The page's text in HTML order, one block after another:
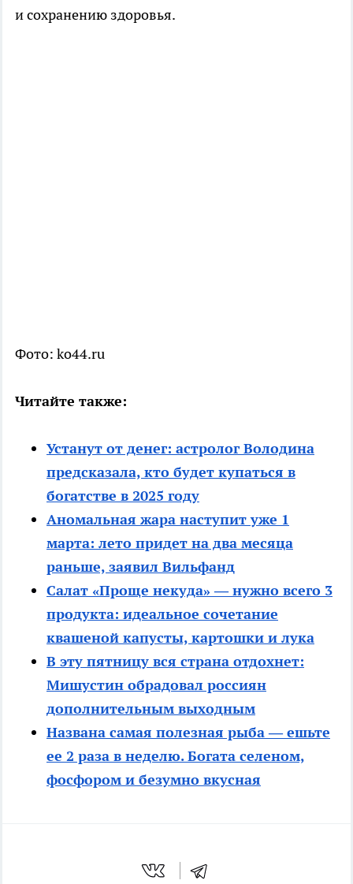
и сохранению здоровья.
Фото: ko44.ru
Читайте также:
Устанут от денег: астролог Володина
предсказала, кто будет купаться в
богатстве в 2025 году
Аномальная жара наступит уже 1
марта: лето придет на два месяца
раньше, заявил Вильфанд
Салат «Проще некуда» — нужно всего 3
продукта: идеальное сочетание
квашеной капусты, картошки и лука
В эту пятницу вся страна отдохнет:
Мишустин обрадовал россиян
дополнительным выходным
Названа самая полезная рыба — ешьте
ее 2 раза в неделю. Богата селеном,
фосфором и безумно вкусная